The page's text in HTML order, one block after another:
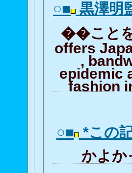
○■ 黒澤明
��こと
offers
,
epidemic
fashion
○■ *この
かよか